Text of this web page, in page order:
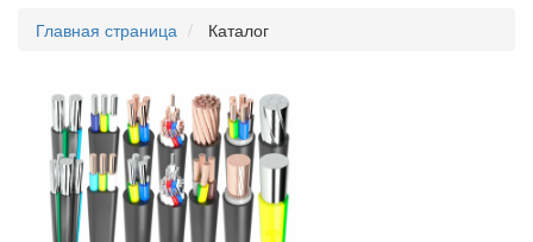
Главная страница Каталог